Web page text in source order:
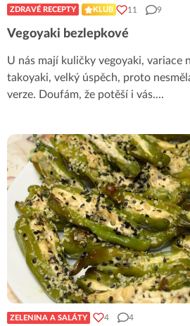
ZDRAVÉ RECEPTY KLUB 11 9
Vegoyaki bezlepkové
U nás mají kuličky vegoyaki, variace
takoyaki, velký úspěch, proto
verze. Doufám, že potěší i vás....
ZELENINA A SALÁTY 4 4